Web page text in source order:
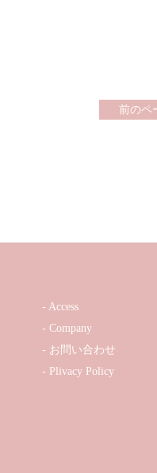
前のペ
Access
Company
お問い合わせ
Plivacy Policy